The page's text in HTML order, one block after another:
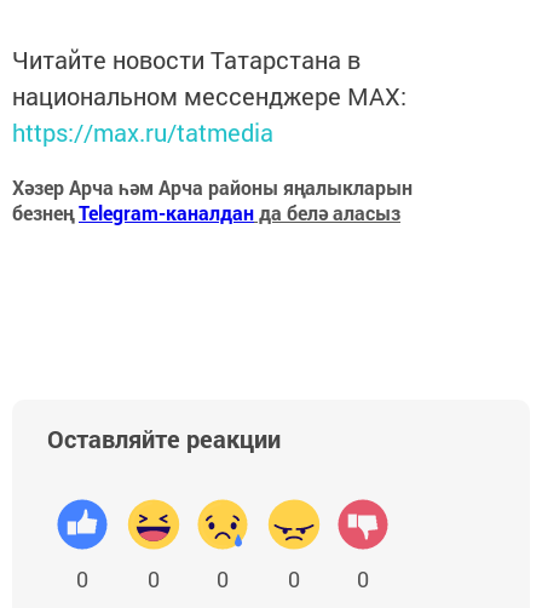
Читайте новости Татарстана в
национальном мессенджере MАХ:
https://max.ru/tatmedia
Хәзер Арча һәм Арча районы яңалыкларын
безнеңTelegram-каналданда белә аласыз
Оставляйте реакции
0 0 0 0 0